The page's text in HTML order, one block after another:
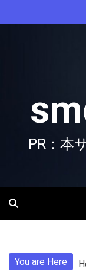
to
PR：本
You are Here